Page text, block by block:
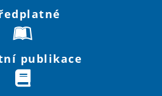
publikace